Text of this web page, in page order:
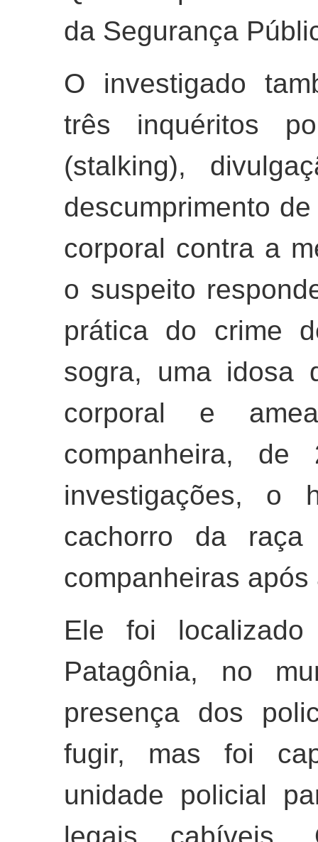
da Segurança
O investigado
três inquéritos
(stalking),
descumprimento
corporal contra a
o suspeito
prática do crime
sogra, uma idosa
corporal e
companheira,
investigações, o
cachorro da
companheiras
Ele foi
Patagônia, no
presença dos
fugir, mas foi
unidade policial